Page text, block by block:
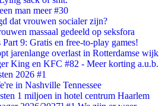
man meer #30
dat vrouwen socialer zijn?
massaal gedeeld op seksfora
9: Gratis en free-to-play games!
jarenlange overlast in Rotterdamse wijk
King en KFC #82 - Meer korting a.u.b.
2026 #1
in Nashville Tennessee
1 miljoen in hotel centrum Haarlem